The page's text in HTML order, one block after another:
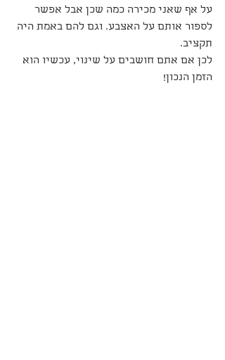
על אף שאני מכירה כמה שכן אבל אפשר
לספור אותם על האצבע. וגם להם באמת היה
תקציב.
לכן אם אתם חושבים על שינוי, עכשיו הוא
הזמן הנכון!